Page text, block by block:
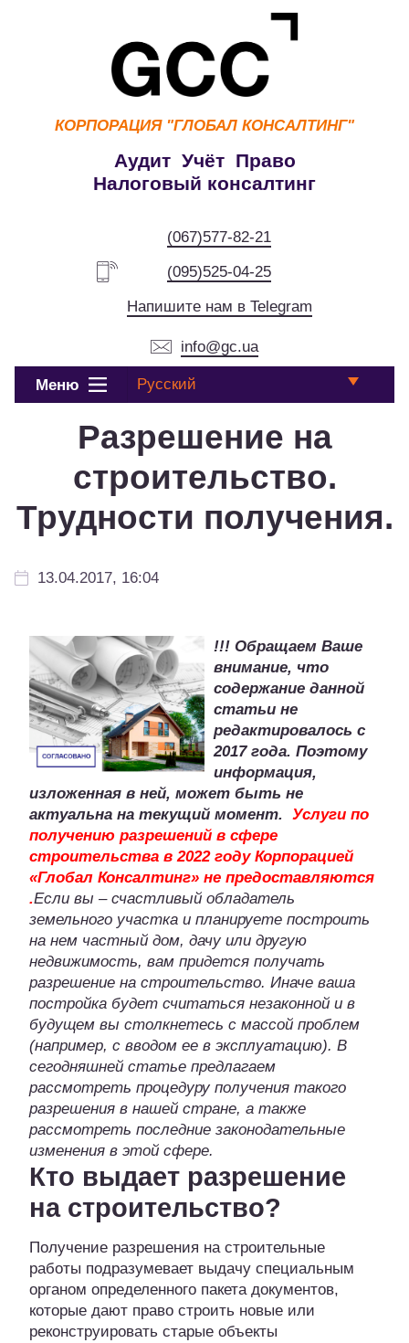
КОРПОРАЦИЯ "ГЛОБАЛ КОНСАЛТИНГ"
Аудит Учёт Право
Налоговый консалтинг
(067)577-82-21
(095)525-04-25
Напишите нам в Telegram
info@gc.ua
Меню Русский
Разрешение на
строительство.
Трудности получения.
13.04.2017, 16:04
!!! Обращаем Ваше
внимание, что
содержание данной
статьи не
редактировалось с
2017 года. Поэтому
информация,
изложенная в ней, может быть не
актуальна на текущий момент. Услуги по
получению разрешений в сфере
строительства в 2022 году Корпорацией
«Глобал Консалтинг» не предоставляются
.Если вы – счастливый обладатель
земельного участка и планируете построить
на нем частный дом, дачу или другую
недвижимость, вам придется получать
разрешение на строительство. Иначе ваша
постройка будет считаться незаконной и в
будущем вы столкнетесь с массой проблем
(например, с вводом ее в эксплуатацию). В
сегодняшней статье предлагаем
рассмотреть процедуру получения такого
разрешения в нашей стране, а также
рассмотреть последние законодательные
изменения в этой сфере.
Кто выдает разрешение
на строительство?
Получение разрешения на строительные
работы подразумевает выдачу специальным
органом определенного пакета документов,
которые дают право строить новые или
реконструировать старые объекты